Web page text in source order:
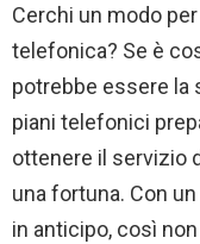
Cerchi un modo
telefonica? Se è
potrebbe essere la
piani telefonici
ottenere il servizio
una fortuna. Con
in anticipo, così